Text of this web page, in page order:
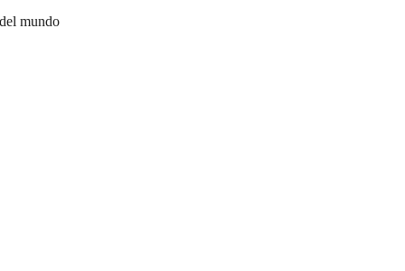
mundo